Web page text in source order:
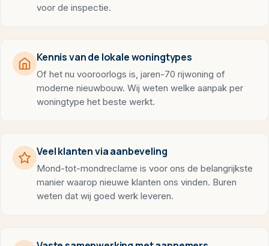
voor de inspectie.
Kennis van de lokale woningtypes
Of het nu vooroorlogs is, jaren-70 rijwoning of
moderne nieuwbouw. Wij weten welke aanpak per
woningtype het beste werkt.
Veel klanten via aanbeveling
Mond-tot-mondreclame is voor ons de belangrijkste
manier waarop nieuwe klanten ons vinden. Buren
weten dat wij goed werk leveren.